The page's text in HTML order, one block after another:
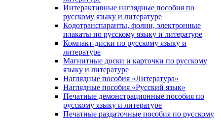
Интерактивные наглядные пособия по
русскому языку и литературе
Кодотранспаранты, фолии, электронные
плакаты по русскому языку и литературе
Компакт-диски по русскому языку и
литературе
Магнитные доски и карточки по русскому
языку и литературе
Наглядные пособия «Литература»
Наглядные пособия «Русский язык»
Печатные демонстрационные пособия по
русскому языку и литературе
Печатные раздаточные пособия по русскому